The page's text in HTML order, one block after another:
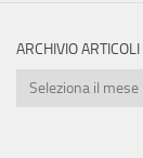
ARCHIVIO ARTICOLI
Archivio